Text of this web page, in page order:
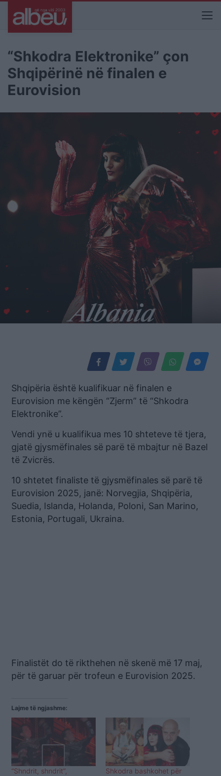
“Shkodra Elektronike” çon
Shqipërinë në finalen e
Eurovision
Shqipëria është kualifikuar në finalen e
Eurovision me këngën “Zjerm” të “Shkodra
Elektronike”.
Vendi ynë u kualifikua mes 10 shteteve të tjera,
gjatë gjysmëfinales së parë të mbajtur në Bazel
të Zvicrës.
10 shtetet finaliste të gjysmëfinales së parë të
Eurovision 2025, janë: Norvegjia, Shqipëria,
Suedia, Islanda, Holanda, Poloni, San Marino,
Estonia, Portugali, Ukraina.
Finalistët do të rikthehen në skenë më 17 maj,
për të garuar për trofeun e Eurovision 2025.
Lajme të ngjashme:
“Shndrit, shndrit”,
Shkodra bashkohet për